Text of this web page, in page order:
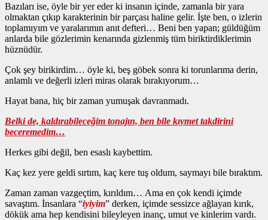
Bazıları ise, öyle bir yer eder ki insanın içinde, zamanla bir yara
olmaktan çıkıp karakterinin bir parçası haline gelir. İşte ben, o izlerin
toplamıyım ve yaralarımın anıt defteri… Beni ben yapan; güldüğüm
anlarda bile gözlerimin kenarında gizlenmiş tüm biriktirdiklerimin
hüznüdür.
Çok şey birikirdim… öyle ki, beş göbek sonra ki torunlarıma derin,
anlamlı ve değerli izleri miras olarak bırakıyorum…
Hayat bana, hiç bir zaman yumuşak davranmadı.
Belki de, kaldırabileceğim tonajın, ben bile kıymet takdirini
beceremedim…
Herkes gibi değil, ben esaslı kaybettim.
Kaç kez yere geldi sırtım, kaç kere tuş oldum, saymayı bile bıraktım.
Zaman zaman vazgeçtim, kırıldım… Ama en çok kendi içimde
savaştım. İnsanlara “iyiyim” derken, içimde sessizce ağlayan kırık,
dökük ama hep kendisini bileyleyen inanç, umut ve kinlerim vardı.